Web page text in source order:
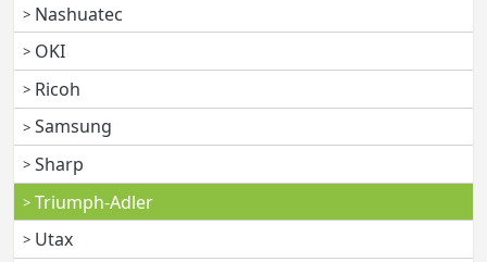
Nashuatec
OKI
Ricoh
Samsung
Sharp
Triumph-Adler
Utax